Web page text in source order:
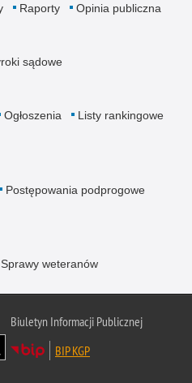
Raporty Opinia publiczna
sądowe
Ogłoszenia
Listy rankingowe
Postępowania podprogowe
Sprawy weteranów
Biuletyn Informacji Publicznej
BIP KGP